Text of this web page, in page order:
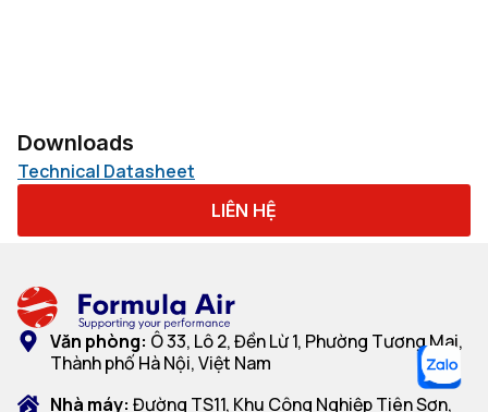
Downloads
Technical Datasheet
LIÊN HỆ
Văn phòng: Ô 33, Lô 2, Đền Lừ 1, Phường Tương Mai,
Thành phố Hà Nội, Việt Nam
Nhà máy: Đường TS11, Khu Công Nghiệp Tiên Sơn,